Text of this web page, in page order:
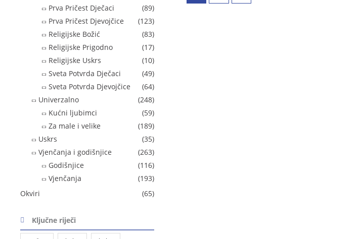
Prva Pričest Dječaci
(89)
Prva Pričest Djevojčice
(123)
Religijske Božić
(83)
Religijske Prigodno
(17)
Religijske Uskrs
(10)
Sveta Potvrda Dječaci
(49)
Sveta Potvrda Djevojčice
(64)
Univerzalno
(248)
Kućni ljubimci
(59)
Za male i velike
(189)
Uskrs
(35)
Vjenčanja i godišnjice
(263)
Godišnjice
(116)
Vjenčanja
(193)
Okviri
(65)
Ključne riječi